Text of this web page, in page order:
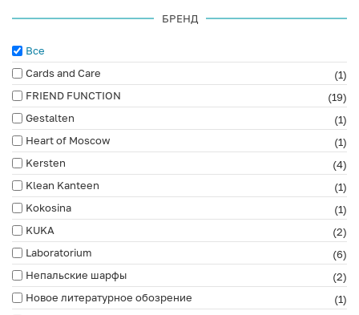
БРЕНД
Все
Cards and Care
(1)
FRIEND FUNCTION
(19)
Gestalten
(1)
Heart of Moscow
(1)
Kersten
(4)
Klean Kanteen
(1)
Kokosina
(1)
KUKA
(2)
Laboratorium
(6)
Непальские шарфы
(2)
Новое литературное обозрение
(1)